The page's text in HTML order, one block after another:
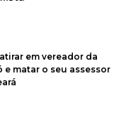
em vereador da
e matar o seu assessor